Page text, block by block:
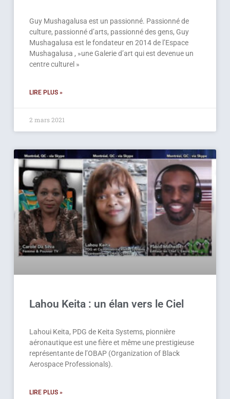
Guy Mushagalusa est un passionné. Passionné de
culture, passionné d’arts, passionné des gens, Guy
Mushagalusa est le fondateur en 2014 de l’Espace
Mushagalusa , »une Galerie d’art qui est devenue un
centre culturel »
LIRE PLUS »
2 mars 2021
Lahou Keita : un élan vers le Ciel
Lahoui Keita, PDG de Keita Systems, pionnière
aéronautique est une fière et même une prestigieuse
représentante de l’OBAP (Organization of Black
Aerospace Professionals).
LIRE PLUS »